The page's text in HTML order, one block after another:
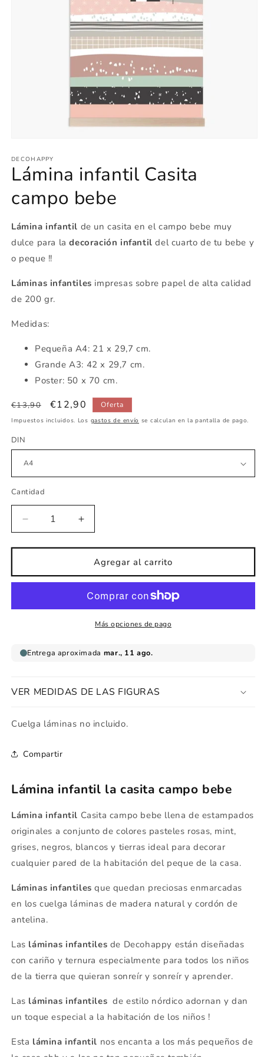
multimedia
1
en
ventana
modal
DECOHAPPY
Lámina infantil Casita
campo bebe
Lámina infantil de un casita en el campo bebe muy
dulce para ladecoración infantil del cuarto de tu bebe y
o peque !!
Láminas infantiles impresas sobre papel de alta calidad
de 200 gr.
Medidas:
Pequeña A4: 21 x 29,7 cm.
Grande A3: 42 x 29,7 cm.
Poster: 50 x 70 cm.
Precio
habitual
€13,90
Precio
de
€12,90 Oferta
Impuestos incluidos. Los gastos de envío se calculan en la pantalla de pago.
DIN
Cantidad
Reducir
cantidad
para
infantil
Casita
bebe
Aumentar
cantidad
para
Lámina
infantil
Casita
campo
bebe
Agregar al carrito
Más opciones de pago
VER MEDIDAS DE LAS FIGURAS
Cuelga láminas no incluido.
Compartir
Lámina infantil la casita campo bebe
Lámina infantil Casita campo bebe llena de estampados
originales a conjunto de colores pasteles rosas, mint,
grises, negros, blancos y tierras ideal para decorar
cualquier pared de la habitación del peque de la casa.
Láminas infantiles que quedan preciosas enmarcadas
en los cuelga láminas de madera natural y cordón de
antelina.
Las láminas infantiles de Decohappy están diseñadas
con cariño y ternura especialmente para todos los niños
de la tierra que quieran sonreír y sonreír y aprender.
Las láminas infantiles de estilo nórdico adornan y dan
un toque especial a la habitación de los niños !
Esta lámina infantil nos encanta a los más pequeños de